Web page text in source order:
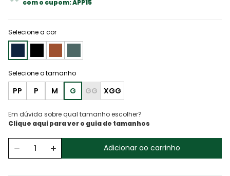
com o cupom:APP15
Selecione a cor
PP P M G GG XGG
Em dúvida sobre qual tamanho escolher?
Adicionar ao carrinho